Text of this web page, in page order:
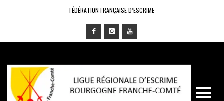
FÉDÉRATION FRANÇAISE D’ESCRIME